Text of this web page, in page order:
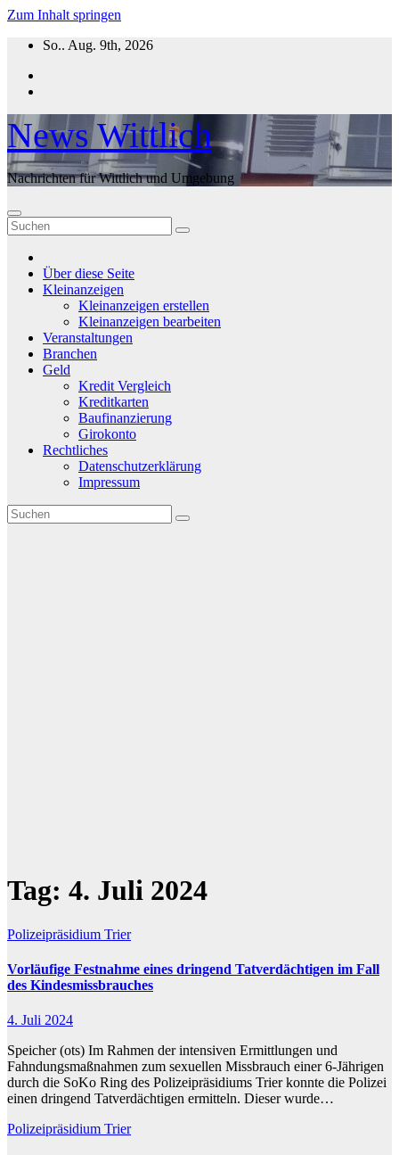
Zum Inhalt springen
So.. Aug. 9th, 2026
News Wittlich
Nachrichten für Wittlich und Umgebung
Über diese Seite
Kleinanzeigen
Kleinanzeigen erstellen
Kleinanzeigen bearbeiten
Veranstaltungen
Branchen
Geld
Kredit Vergleich
Kreditkarten
Baufinanzierung
Girokonto
Rechtliches
Datenschutzerklärung
Impressum
Tag: 4. Juli 2024
Polizeipräsidium Trier
Vorläufige Festnahme eines dringend Tatverdächtigen im Fall
des Kindesmissbrauches
4. Juli 2024
Speicher (ots) Im Rahmen der intensiven Ermittlungen und
Fahndungsmaßnahmen zum sexuellen Missbrauch einer 6-Jährigen
durch die SoKo Ring des Polizeipräsidiums Trier konnte die Polizei
einen dringend Tatverdächtigen ermitteln. Dieser wurde…
Polizeipräsidium Trier